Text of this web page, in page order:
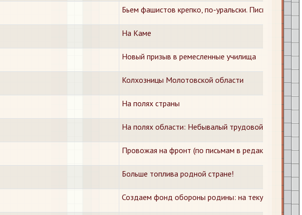
Бьем фашистов крепко, по-уральски. Письмо из
На Каме
Новый призыв в ремесленные училища
Колхозницы Молотовской области
На полях страны
На полях области: Небывалый трудовой подъем
Провожая на фронт (по письмам в редакцию)
Больше топлива родной стране!
Создаем фонд обороны родины: на текущий счет